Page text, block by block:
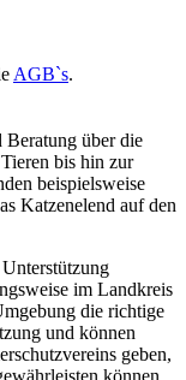
AGB`s.
über die
bis hin zur
beispielsweise
Katzenelend auf den
im Landkreis
die richtige
und können
geben,
können